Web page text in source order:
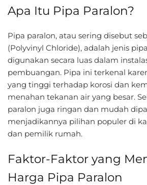
Apa Itu Pipa Paralon?
Pipa paralon, atau sering disebut
(Polyvinyl Chloride), adalah jenis
digunakan secara luas dalam
pembuangan. Pipa ini terkenal
yang tinggi terhadap korosi dan
menahan tekanan air yang besar.
paralon juga ringan dan mudah
menjadikannya pilihan populer di
dan pemilik rumah.
Faktor-Faktor yang
Harga Pipa Paralon